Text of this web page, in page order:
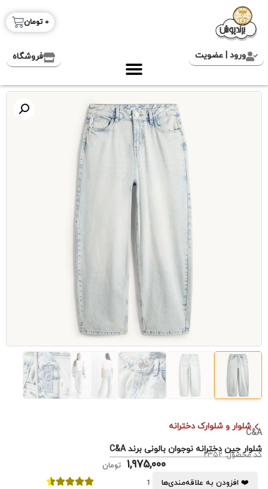
0 تومان
ورود | عضویت فروشگاه
شلوار و شلوارک دخترانه
C&A
شلوار جین دخترانه نوجوان بالونی برند C&A
کد محصول: 2352
1,975,000
تومان
❤️ افزودن به علاقه‌مندی‌ها
1